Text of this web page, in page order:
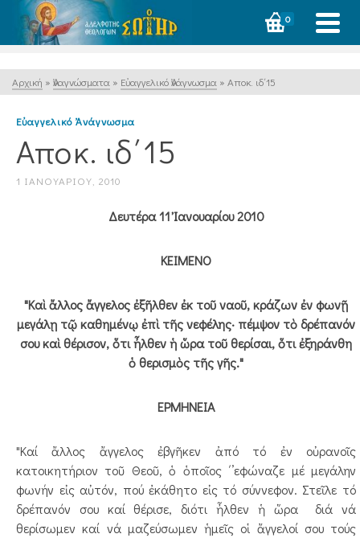
0
Αρχική » Ἀναγνώσματα » Εὐαγγελικό Ἀνάγνωσμα » Αποκ. ιδ΄15
Εὐαγγελικό Ἀνάγνωσμα
Αποκ. ιδ΄15
1 ΙΑΝΟΥΑΡΊΟΥ, 2010
Δευτέρα 11 Ἰανουαρίου 2010
ΚΕΙΜΕΝΟ
"Καὶ ἄλλος ἄγγελος ἐξῆλθεν ἐκ τοῦ ναοῦ, κράζων ἐν φωνῇ
μεγάλῃ τῷ καθημένῳ ἐπὶ τῆς νεφέλης· πέμψον τὸ δρέπανόν
σου καὶ θέρισον, ὅτι ἦλθεν ἡ ὥρα τοῦ θερίσαι, ὅτι ἐξηράνθη
ὁ θερισμὸς τῆς γῆς."
ΕΡΜΗΝΕΙΑ
"Καί ἄλλος ἄγγελος ἐβγῆκεν ἀπό τό ἐν οὐρανοῖς
κατοικητήριον τοῦ Θεοῦ, ὁ ὁποῖος ΄’εφώναζε μέ μεγάλην
φωνήν εἰς αὐτόν, πού ἐκάθητο εἰς τό σύννεφον. Στεῖλε τό
δρέπανόν σου καί θέρισε, διότι ἦλθεν ἡ ὥρα διά νά
θερίσωμεν καί νά μαζεύσωμεν ἡμεῖς οἱ ἄγγελοί σου τούς